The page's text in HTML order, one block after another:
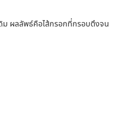
ดิม ผลลัพธ์คือไส้กรอกที่กรอบตึงจน